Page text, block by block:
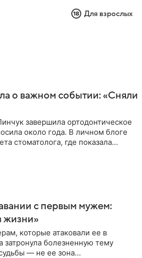
Для взрослых
о важном событии: «Сняли
завершила ортодонтическое
около года. В личном блоге
стоматолога, где показала
с первым мужем:
жизни»
которые атаковали ее в
затронула болезненную тему
— не ее зона